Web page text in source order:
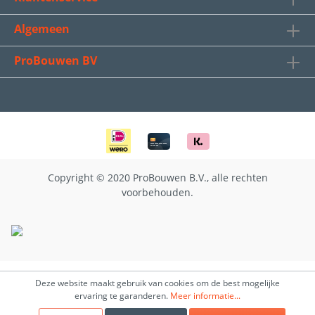
Algemeen
ProBouwen BV
Copyright © 2020 ProBouwen B.V., alle rechten
voorbehouden.
Deze website maakt gebruik van cookies om de best mogelijke
ervaring te garanderen. Meer informatie...